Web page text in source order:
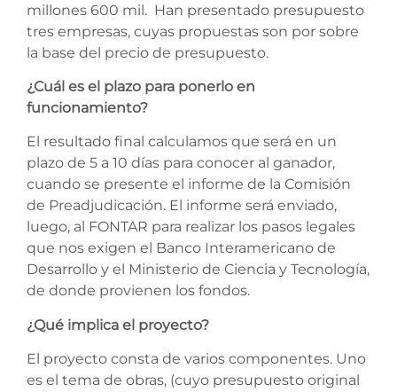
millones 600 mil. Han presentado presupuesto
tres empresas, cuyas propuestas son por sobre
la base del precio de presupuesto.
¿Cuál es el plazo para ponerlo en
funcionamiento?
El resultado final calculamos que será en un
plazo de 5 a 10 días para conocer al ganador,
cuando se presente el informe de la Comisión
de Preadjudicación. El informe será enviado,
luego, al FONTAR para realizar los pasos legales
que nos exigen el Banco Interamericano de
Desarrollo y el Ministerio de Ciencia y Tecnología,
de donde provienen los fondos.
¿Qué implica el proyecto?
El proyecto consta de varios componentes. Uno
es el tema de obras, (cuyo presupuesto original